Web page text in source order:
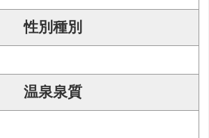
性別種別
温泉泉質